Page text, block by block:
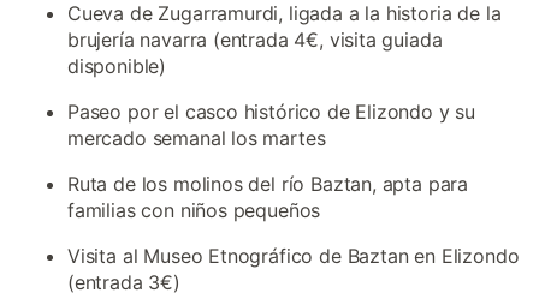
Cueva de Zugarramurdi, ligada a la historia de la
brujería navarra (entrada 4€, visita guiada
disponible)
Paseo por el casco histórico de Elizondo y su
mercado semanal los martes
Ruta de los molinos del río Baztan, apta para
familias con niños pequeños
Visita al Museo Etnográfico de Baztan en Elizondo
(entrada 3€)